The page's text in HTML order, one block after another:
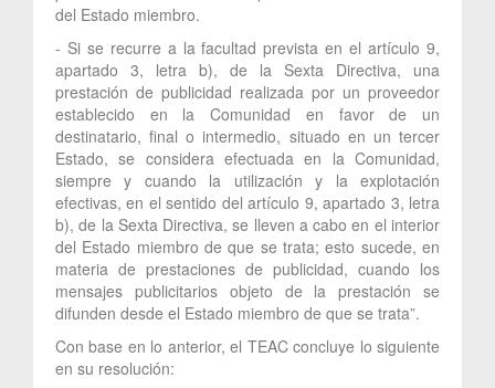
del Estado miembro.
- Si se recurre a la facultad prevista en el artículo 9,
apartado 3, letra b), de la Sexta Directiva, una
prestación de publicidad realizada por un proveedor
establecido en la Comunidad en favor de un
destinatario, final o intermedio, situado en un tercer
Estado, se considera efectuada en la Comunidad,
siempre y cuando la utilización y la explotación
efectivas, en el sentido del artículo 9, apartado 3, letra
b), de la Sexta Directiva, se lleven a cabo en el interior
del Estado miembro de que se trata; esto sucede, en
materia de prestaciones de publicidad, cuando los
mensajes publicitarios objeto de la prestación se
difunden desde el Estado miembro de que se trata”.
Con base en lo anterior, el TEAC concluye lo siguiente
en su resolución: